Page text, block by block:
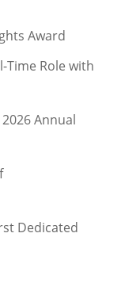
Award
Time Role with
Annual
Dedicated